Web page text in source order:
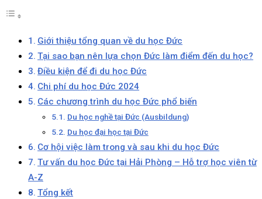
Giới thiệu tổng quan về du học Đức
Tại sao bạn nên lựa chọn Đức làm điểm đến du học?
Điều kiện để đi du học Đức
Chi phí du học Đức 2024
Các chương trình du học Đức phổ biến
Du học nghề tại Đức (Ausbildung)
Du học đại học tại Đức
Cơ hội việc làm trong và sau khi du học Đức
Tư vấn du học Đức tại Hải Phòng – Hỗ trợ học viên từ
A-Z
Tổng kết